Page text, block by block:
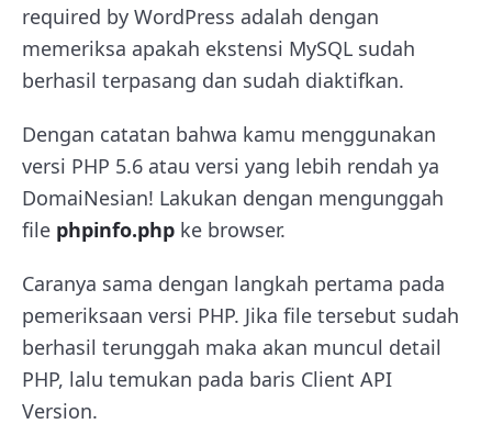
required by WordPress adalah dengan
memeriksa apakah ekstensi MySQL sudah
berhasil terpasang dan sudah diaktifkan.
Dengan catatan bahwa kamu menggunakan
versi PHP 5.6 atau versi yang lebih rendah ya
DomaiNesian! Lakukan dengan mengunggah
file phpinfo.php ke browser.
Caranya sama dengan langkah pertama pada
pemeriksaan versi PHP. Jika file tersebut sudah
berhasil terunggah maka akan muncul detail
PHP, lalu temukan pada baris Client API
Version.